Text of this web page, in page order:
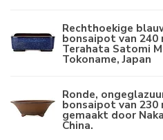
Rechthoekige
bonsaipot van 240
Terahata Satomi
Tokoname, Japan
Ronde,
bonsaipot van 230
gemaakt door
China.